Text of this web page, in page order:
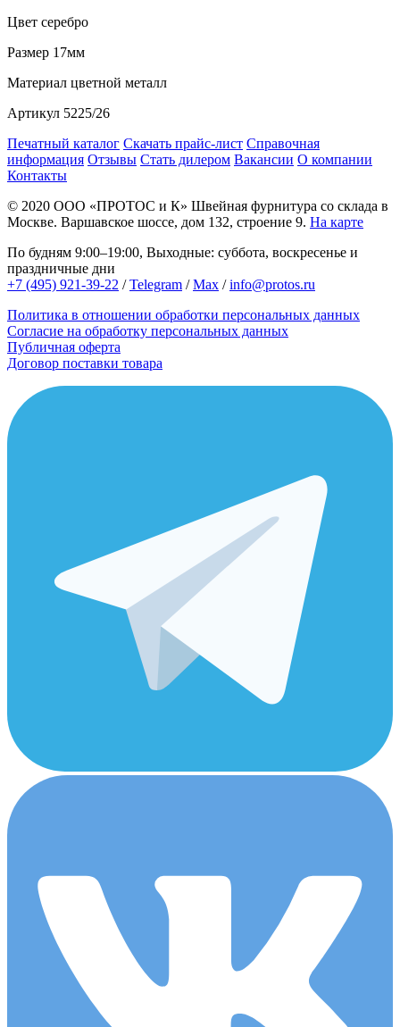
Цвет серебро
Размер 17мм
Материал цветной металл
Артикул 5225/26
Печатный каталог Скачать прайс-лист Справочная
информация Отзывы Стать дилером Вакансии О компании
Контакты
© 2020 ООО «ПРОТОС и К» Швейная фурнитура со склада в
Москве. Варшавское шоссе, дом 132, строение 9. На карте
По будням 9:00–19:00, Выходные: суббота, воскресенье и
праздничные дни
+7 (495) 921-39-22 /Telegram /Max /info@protos.ru
Политика в отношении обработки персональных данных
Согласие на обработку персональных данных
Публичная оферта
Договор поставки товара